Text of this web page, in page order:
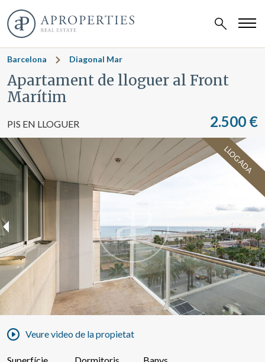
Barcelona Diagonal Mar
Apartament de lloguer al Front
Marítim
PIS EN LLOGUER 2.500 €
LLOGADA
Veure video de la propietat